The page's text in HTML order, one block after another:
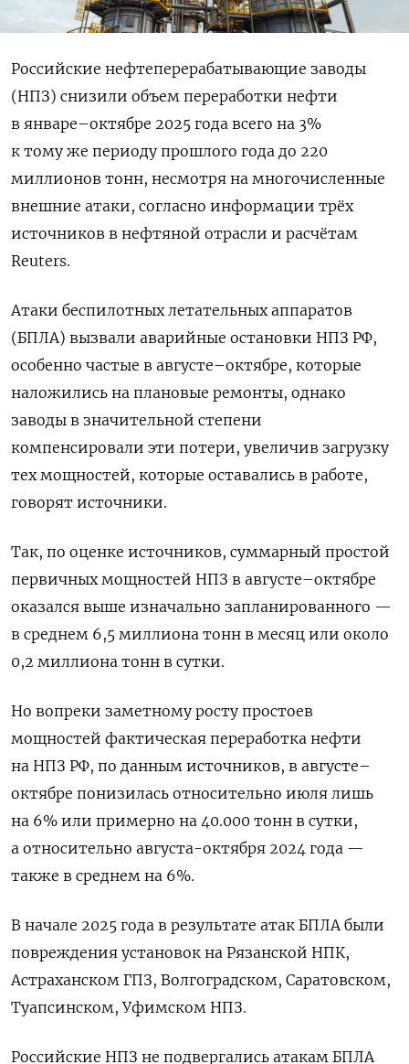
Российские нефтеперерабатывающие заводы
(НПЗ) снизили объем переработки нефти
в январе–октябре 2025 года всего на 3%
к тому же периоду прошлого года до 220
миллионов тонн, несмотря на многочисленные
внешние атаки, согласно информации трёх
источников в нефтяной отрасли и расчётам
Reuters.
Атаки беспилотных летательных аппаратов
(БПЛА) вызвали аварийные остановки НПЗ РФ,
особенно частые в августе–октябре, которые
наложились на плановые ремонты, однако
заводы в значительной степени
компенсировали эти потери, увеличив загрузку
тех мощностей, которые оставались в работе,
говорят источники.
Так, по оценке источников, суммарный простой
первичных мощностей НПЗ в августе–октябре
оказался выше изначально запланированного —
в среднем 6,5 миллиона тонн в месяц или около
0,2 миллиона тонн в сутки.
Но вопреки заметному росту простоев
мощностей фактическая переработка нефти
на НПЗ РФ, по данным источников, в августе–
октябре понизилась относительно июля лишь
на 6% или примерно на 40.000 тонн в сутки,
а относительно августа-октября 2024 года —
также в среднем на 6%.
В начале 2025 года в результате атак БПЛА были
повреждения установок на Рязанской НПК,
Астраханском ГПЗ, Волгоградском, Саратовском,
Туапсинском, Уфимском НПЗ.
Российские НПЗ не подвергались атакам БПЛА